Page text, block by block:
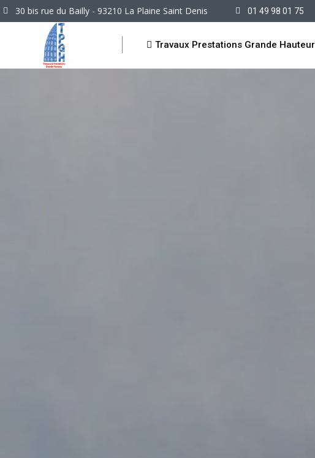
30 bis rue du Bailly - 93210 La Plaine Saint Denis 01 49 98 01 75
Travaux Prestations Grande Hauteur